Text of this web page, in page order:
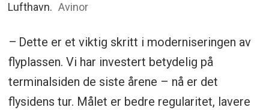
Lufthavn. Avinor
– Dette er et viktig skritt i moderniseringen av
flyplassen. Vi har investert betydelig på
terminalsiden de siste årene – nå er det
flysidens tur. Målet er bedre regularitet, lavere